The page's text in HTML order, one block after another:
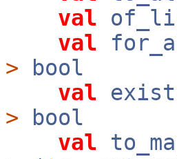
val
val
> bool
val
> bool
val